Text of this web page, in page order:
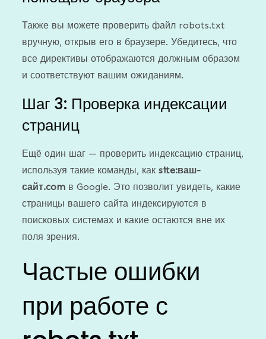
Также вы можете проверить файл robots.txt
вручную, открыв его в браузере. Убедитесь, что
все директивы отображаются должным образом
и соответствуют вашим ожиданиям.
Шаг 3: Проверка индексации
страниц
Ещё один шаг — проверить индексацию страниц,
используя такие команды, какsite:ваш-
сайт.com в Google. Это позволит увидеть, какие
страницы вашего сайта индексируются в
поисковых системах и какие остаются вне их
поля зрения.
Частые ошибки
при работе с